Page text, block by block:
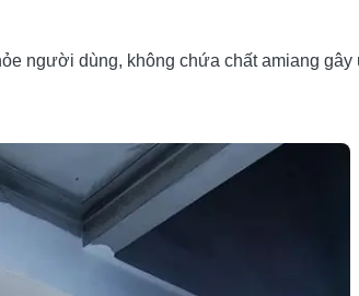
người dùng, không chứa chất amiang gây